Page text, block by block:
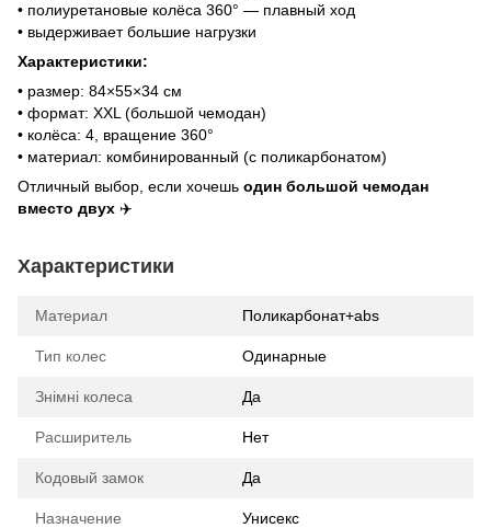
• полиуретановые колёса 360° — плавный ход
• выдерживает большие нагрузки
Характеристики:
• размер: 84×55×34 см
• формат: XXL (большой чемодан)
• колёса: 4, вращение 360°
• материал: комбинированный (с поликарбонатом)
Отличный выбор, если хочешь один большой чемодан
вместо двух ✈️
Характеристики
Материал Поликарбонат+abs
Тип колес Одинарные
Знімні колеса Да
Расширитель Нет
Кодовый замок Да
Назначение Унисекс